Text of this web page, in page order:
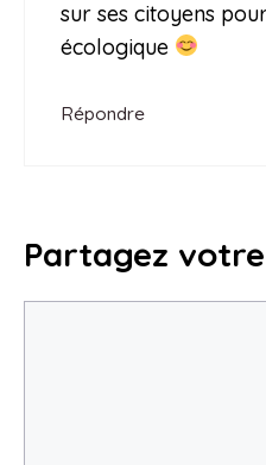
sur ses citoyens
écologique
Répondre
Partagez